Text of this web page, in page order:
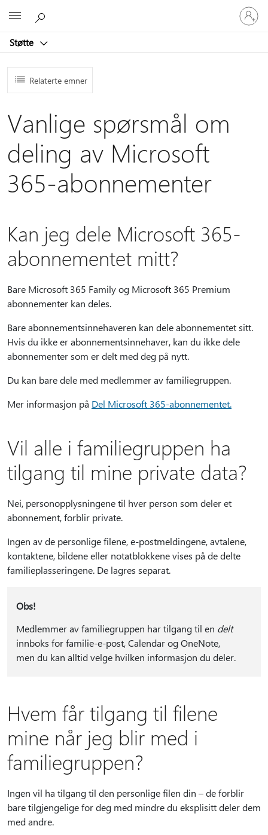
Støtte
Logg
på
kontoen
Relaterte emner
Vanlige spørsmål om
deling av Microsoft
365-abonnementer
Kan jeg dele Microsoft 365-
abonnementet mitt?
Bare Microsoft 365 Family og Microsoft 365 Premium
abonnementer kan deles.
Bare abonnementsinnehaveren kan dele abonnementet sitt.
Hvis du ikke er abonnementsinnehaver, kan du ikke dele
abonnementer som er delt med deg på nytt.
Du kan bare dele med medlemmer av familiegruppen.
Mer informasjon på Del Microsoft 365-abonnementet.
Vil alle i familiegruppen ha
tilgang til mine private data?
Nei, personopplysningene til hver person som deler et
abonnement, forblir private.
Ingen av de personlige filene, e-postmeldingene, avtalene,
kontaktene, bildene eller notatblokkene vises på de delte
familieplasseringene. De lagres separat.
Obs!
Medlemmer av familiegruppen har tilgang til en delt
innboks for familie-e-post, Calendar og OneNote,
men du kan alltid velge hvilken informasjon du deler.
Hvem får tilgang til filene
mine når jeg blir med i
familiegruppen?
Ingen vil ha tilgang til den personlige filen din – de forblir
bare tilgjengelige for deg med mindre du eksplisitt deler dem
med andre.